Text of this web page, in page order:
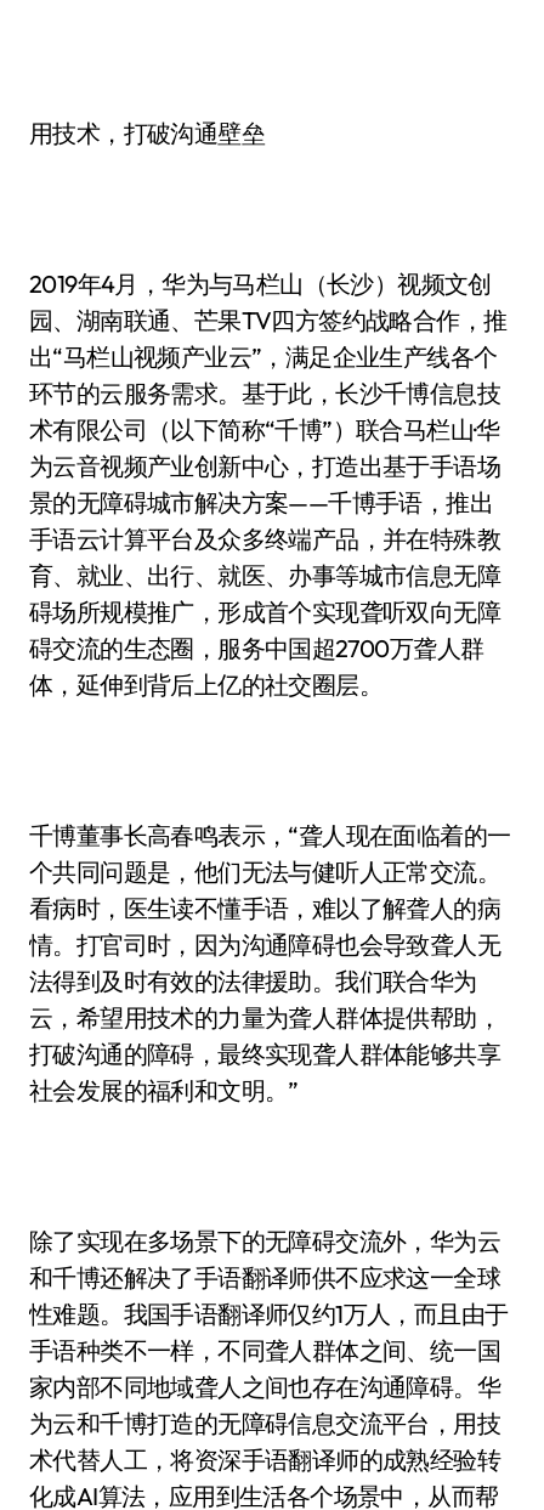
用技术，打破沟通壁垒
2019年4月，华为与马栏山（长沙）视频文创
园、湖南联通、芒果TV四方签约战略合作，推
出“马栏山视频产业云”，满足企业生产线各个
环节的云服务需求。基于此，长沙千博信息技
术有限公司（以下简称“千博”）联合马栏山·华
为云音视频产业创新中心，打造出基于手语场
景的无障碍城市解决方案——千博手语，推出
手语云计算平台及众多终端产品，并在特殊教
育、就业、出行、就医、办事等城市信息无障
碍场所规模推广，形成首个实现聋听双向无障
碍交流的生态圈，服务中国超2700万聋人群
体，延伸到背后上亿的社交圈层。
千博董事长高春鸣表示，“聋人现在面临着的一
个共同问题是，他们无法与健听人正常交流。
看病时，医生读不懂手语，难以了解聋人的病
情。打官司时，因为沟通障碍也会导致聋人无
法得到及时有效的法律援助。我们联合华为
云，希望用技术的力量为聋人群体提供帮助，
打破沟通的障碍，最终实现聋人群体能够共享
社会发展的福利和文明。”
除了实现在多场景下的无障碍交流外，华为云
和千博还解决了手语翻译师供不应求这一全球
性难题。我国手语翻译师仅约1万人，而且由于
手语种类不一样，不同聋人群体之间、统一国
家内部不同地域聋人之间也存在沟通障碍。华
为云和千博打造的无障碍信息交流平台，用技
术代替人工，将资深手语翻译师的成熟经验转
化成AI算法，应用到生活各个场景中，从而帮